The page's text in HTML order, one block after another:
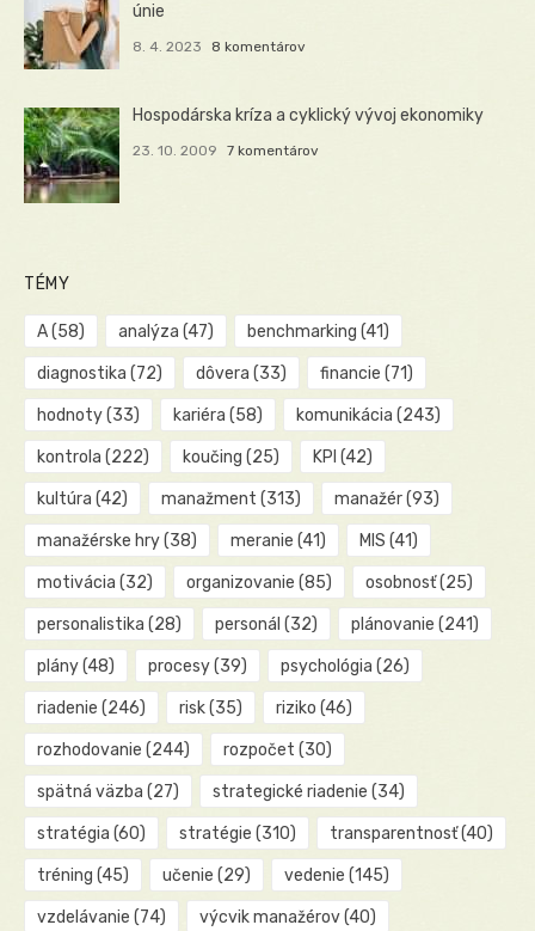
únie
8. 4. 2023 8 komentárov
Hospodárska kríza a cyklický vývoj ekonomiky
23. 10. 2009 7 komentárov
TÉMY
A(58) analýza (47) benchmarking (41)
diagnostika (72) dôvera (33) financie (71)
hodnoty(33) kariéra (58) komunikácia (243)
kontrola (222) koučing (25) KPI (42)
kultúra (42) manažment (313) manažér(93)
manažérske hry(38) meranie (41) MIS (41)
motivácia (32) organizovanie (85) osobnosť(25)
personalistika (28) personál (32) plánovanie (241)
plány(48) procesy(39) psychológia (26)
riadenie (246) risk(35) riziko (46)
rozhodovanie (244) rozpočet (30)
spätná väzba (27) strategické riadenie (34)
stratégia (60) stratégie (310) transparentnosť(40)
tréning (45) učenie (29) vedenie (145)
vzdelávanie (74) výcvik manažérov(40)